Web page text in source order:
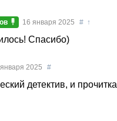
16 января 2025 # ↑
Спасибо)
2025 #
детектив, и прочитка